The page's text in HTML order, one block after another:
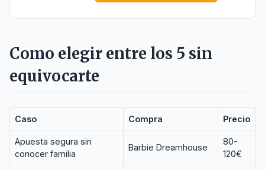
Como elegir entre los 5 sin
equivocarte
Caso Compra Precio
Apuesta segura sin
conocer familia
Barbie Dreamhouse
80-
120€